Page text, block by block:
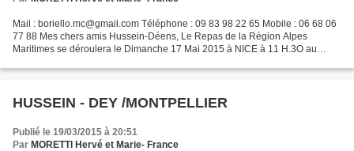
Mail : boriello.mc@gmail.com Téléphone : 09 83 98 22 65 Mobile : 06 68 06
77 88 Mes chers amis Hussein-Déens, Le Repas de la Région Alpes
Maritimes se déroulera le Dimanche 17 Mai 2015 à NICE à 11 H.3O au
HUSSEIN - DEY /MONTPELLIER
Publié le 19/03/2015 à 20:51
Par MORETTI Hervé et Marie- France